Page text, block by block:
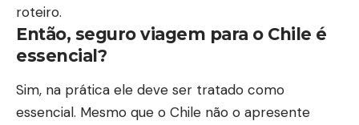
roteiro.
Então, seguro viagem para o Chile é
essencial?
Sim, na prática ele deve ser tratado como
essencial. Mesmo que o Chile não o apresente